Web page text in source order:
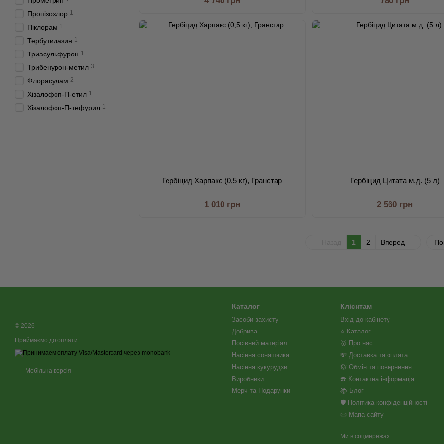
Гербіцид Харпакс (0,5 кг), Гранстар
1 010 грн
Гербіцид Цитата м.д. (5 л)
2 560 грн
1 2 Вперед
Пропізохлор 1
Піклорам 1
Тербутилазин 1
Триасульфурон 1
Трибенурон-метил 3
Флорасулам 2
Хізалофоп-П-етил 1
Хізалофоп-П-тефурил 1
© 2026
Приймаємо до оплати
Мобільна версія
Каталог
Засоби захисту
Добрива
Посівний матеріал
Насіння соняшника
Насіння кукурудзи
Виробники
Мерч та Подарунки
Клієнтам
Вхід до кабінету
⭐ Каталог
🥇 Про нас
💸 Доставка та оплата
💱 Обмін та повернення
☎️ Контактна інформація
📚 Блог
🛡️ Політика конфіденційності
📜 Мапа сайту
Ми в соцмережах